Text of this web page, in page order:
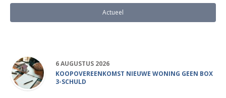
Actueel
6 AUGUSTUS 2026
KOOPOVEREENKOMST NIEUWE WONING GEEN BOX
3-SCHULD